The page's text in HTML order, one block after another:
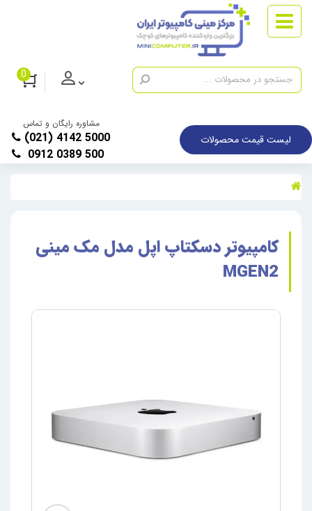
0
لیست قیمت محصولات
مشاوره رایگان و تماس
(021) 4142 5000
0912 0389 500
کامپیوتر دسکتاپ اپل مدل مک مینی
MGEN2